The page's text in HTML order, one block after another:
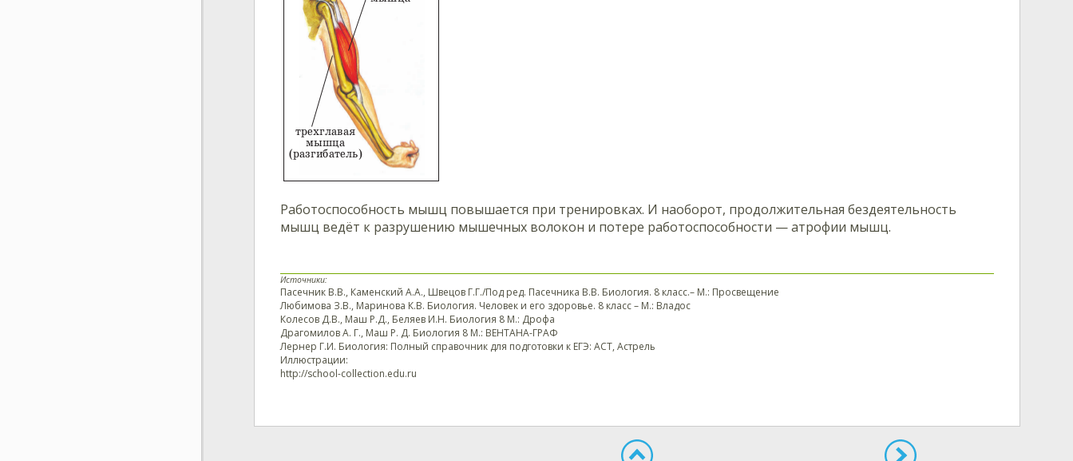
Работоспособность мышц повышается при тренировках. И наоборот, продолжительная бездеятельность
мышц ведёт к разрушению мышечных волокон и потере работоспособности — атрофии мышц.
Источники:
Пасечник В.В., Каменский А.А., Швецов Г.Г./Под ред. Пасечника В.В. Биология. 8 класс.– М.: Просвещение
Любимова З.В., Маринова К.В. Биология. Человек и его здоровье. 8 класс – М.: Владос
Колесов Д.В., Маш Р.Д., Беляев И.Н. Биология 8 М.: Дрофа
Драгомилов А. Г., Маш Р. Д. Биология 8 М.: ВЕНТАНА-ГРАФ
Лернер Г.И. Биология: Полный справочник для подготовки к ЕГЭ: АСТ, Астрель
Иллюстрации:
http://school-collection.edu.ru